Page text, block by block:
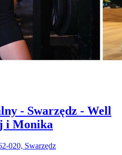
- Swarzędz - Well
i Monika
020, Swarzędz